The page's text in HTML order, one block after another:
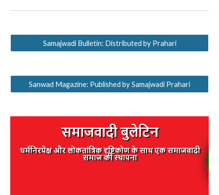
Samajwadi Bulletin: Distributed by Prahari
Sanwad Magazine: Published by Samajwadi Prahari